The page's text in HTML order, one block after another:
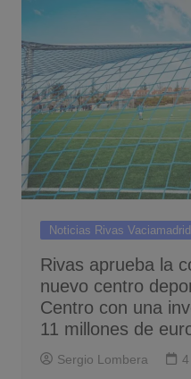
Noticias Rivas Vaciamadrid
Rivas aprueba la
nuevo centro
Centro con una
11 millones de
Sergio Lombera